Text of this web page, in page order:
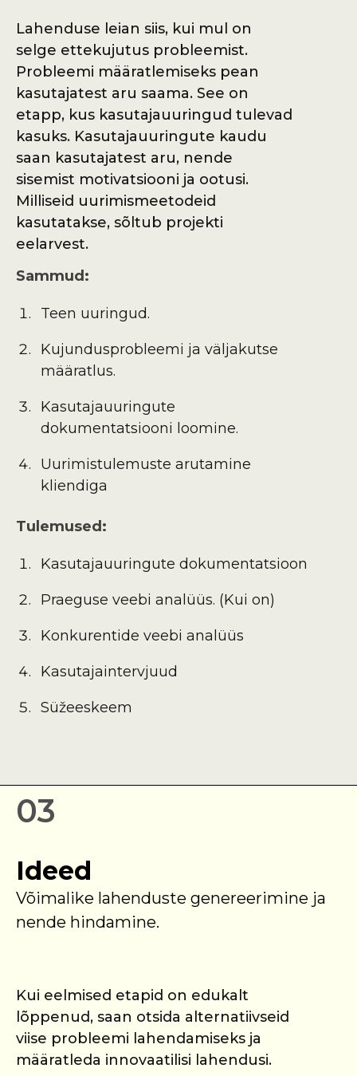
Lahenduse leian siis, kui mul on
selge ettekujutus probleemist.
Probleemi määratlemiseks pean
kasutajatest aru saama. See on
etapp, kus kasutajauuringud tulevad
kasuks. Kasutajauuringute kaudu
saan kasutajatest aru, nende
sisemist motivatsiooni ja ootusi.
Milliseid uurimismeetodeid
kasutatakse, sõltub projekti
eelarvest.
Sammud:
Teen uuringud.
Kujundusprobleemi ja väljakutse
määratlus.
Kasutajauuringute
dokumentatsiooni loomine.
Uurimistulemuste arutamine
kliendiga
Tulemused:
Kasutajauuringute dokumentatsioon
Praeguse veebi analüüs. (Kui on)
Konkurentide veebi analüüs
Kasutajaintervjuud
Süžeeskeem
03
Ideed
Võimalike lahenduste genereerimine ja
nende hindamine.
Kui eelmised etapid on edukalt
lõppenud, saan otsida alternatiivseid
viise probleemi lahendamiseks ja
määratleda innovaatilisi lahendusi.